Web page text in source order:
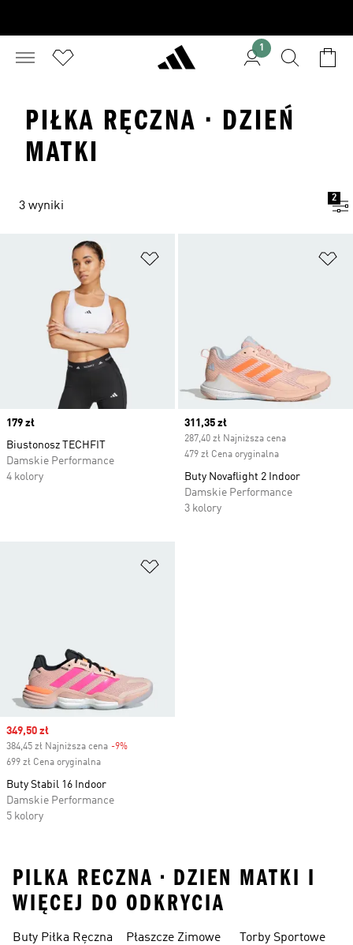
1
PIŁKA RĘCZNA · DZIEŃ
MATKI
3 wyniki
2
Price
179 zł
Biustonosz TECHFIT
Damskie Performance
4 kolory
Current price
311,35 zł
287,40 zł Najniższa cena
479 zł Cena oryginalna
Buty Novaflight 2 Indoor
Damskie Performance
3 kolory
Sale price
349,50 zł
384,45 zł Najniższa cena -9%
699 zł Cena oryginalna
Buty Stabil 16 Indoor
Damskie Performance
5 kolory
PILKA RECZNA • DZIEN MATKI I
WIĘCEJ DO ODKRYCIA
Buty Piłka Ręczna Płaszcze Zimowe Torby Sportowe